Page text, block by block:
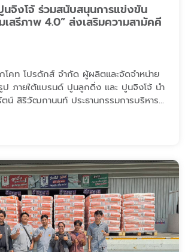
จิงโจ้ ร่วมสนับสนุนการแข่งขัน
สรีภาพ 4.0” ส่งเสริมความสามัคคี
โปรดักส์ จำกัด ผู้ผลิตและจัดจำหน่าย
ป ภายใต้แบรนด์ ปูนลูกดิ่ง และ ปูนจิงโจ้ นำ
น์ สิริวัฒกานนท์ ประธานกรรมการบริหาร
ระจำปี “กลุ่มเสรีภาพ 4.0” การ